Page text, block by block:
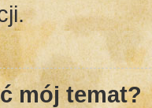
mój temat?